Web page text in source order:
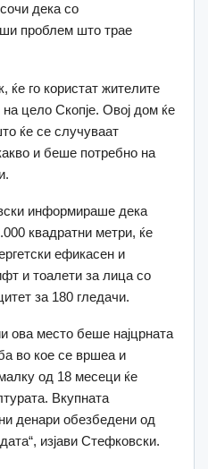
дека со
проблем што трае
ќе го користат жителите
цело Скопје. Овој дом ќе
ќе се случуваат
и беше потребно на
информираше дека
квадратни метри, ќе
ефикасeн и
и тоалети за лица со
за 180 гледачи.
ова место беше најцрната
во кое се вршеа и
од 18 месеци ќе
Вкупната
денари обезбедени од
изјави Стефковски.